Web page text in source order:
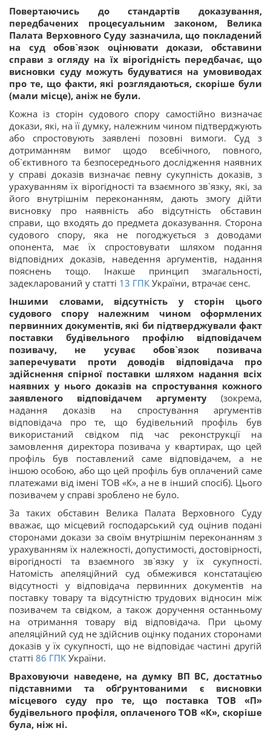
Повертаючись до стандартів доказування,
передбачених процесуальним законом, Велика
Палата Верховного Суду зазначила, що покладений
на суд обов`язок оцінювати докази, обставини
справи з огляду на їх вірогідність передбачає, що
висновки суду можуть будуватися на умовиводах
про те, що факти, які розглядаються, скоріше були
(мали місце), аніж не були.
Кожна із сторін судового спору самостійно визначає
докази, які, на її думку, належним чином підтверджують
або спростовують заявлені позовні вимоги. Суд з
дотриманням вимог щодо всебічного, повного,
об`єктивного та безпосереднього дослідження наявних
у справі доказів визначає певну сукупність доказів, з
урахуванням їх вірогідності та взаємного зв`язку, які, за
його внутрішнім переконанням, дають змогу дійти
висновку про наявність або відсутність обставин
справи, що входять до предмета доказування. Сторона
судового спору, яка не погоджується з доводами
опонента, має їх спростовувати шляхом подання
відповідних доказів, наведення аргументів, надання
пояснень тощо. Інакше принцип змагальності,
задекларований у статті 13 ГПК України, втрачає сенс.
Іншими словами, відсутність у сторін цього
судового спору належним чином оформлених
первинних документів, які би підтверджували факт
поставки будівельного профілю відповідачем
позивачу, не усуває обов`язок позивача
заперечувати проти доводів відповідача про
здійснення спірної поставки шляхом надання всіх
наявних у нього доказів на спростування кожного
заявленого відповідачем аргументу (зокрема,
надання доказів на спростування аргументів
відповідача про те, що будівельний профіль був
використаний свідком під час реконструкції на
замовлення директора позивача у квартирах, що цей
профіль був поставлений саме відповідачем, а не
іншою особою, або що цей профіль був оплачений саме
платежами від імені ТОВ «К», а не в інший спосіб). Цього
позивачем у справі зроблено не було.
За таких обставин Велика Палата Верховного Суду
вважає, що місцевий господарський суд оцінив подані
сторонами докази за своїм внутрішнім переконанням з
урахуванням їх належності, допустимості, достовірності,
вірогідності та взаємного зв`язку у їх сукупності.
Натомість апеляційний суд обмежився констатацією
відсутності у відповідача первинних документів на
поставку товару та відсутністю трудових відносин між
позивачем та свідком, а також доручення останньому
на отримання товару від відповідача. При цьому
апеляційний суд не здійснив оцінку поданих сторонами
доказів у їх сукупності, що не відповідає частині другій
статті 86 ГПК України.
Враховуючи наведене, на думку ВП ВС, достатньо
підставними та обґрунтованими є висновки
місцевого суду про те, що поставка ТОВ «П»
будівельного профіля, оплаченого ТОВ «К», скоріше
була, ніж ні.